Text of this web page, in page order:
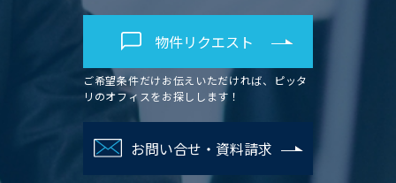
物件リクエスト
ご希望条件だけお伝えいただければ、ピッタ
リのオフィスをお探しします！
お問い合せ・資料請求